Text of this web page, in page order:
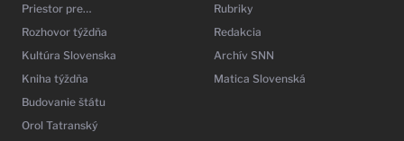
Priestor pre…
Rozhovor týždňa
Kultúra Slovenska
Kniha týždňa
Budovanie štátu
Orol Tatranský
Rubriky
Redakcia
Archív SNN
Matica Slovenská